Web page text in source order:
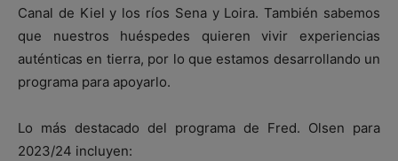
Canal de Kiel y los ríos Sena y Loira. También sabemos
que nuestros huéspedes quieren vivir experiencias
auténticas en tierra, por lo que estamos desarrollando un
programa para apoyarlo.
Lo más destacado del programa de Fred. Olsen para
2023/24 incluyen: